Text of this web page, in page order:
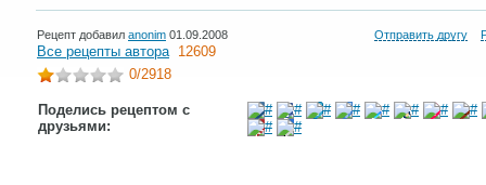
Рецепт добавил anonim 01.09.2008 Отправить другу
Все рецепты автора 12609
0/2918
Поделись рецептом с
друзьями: